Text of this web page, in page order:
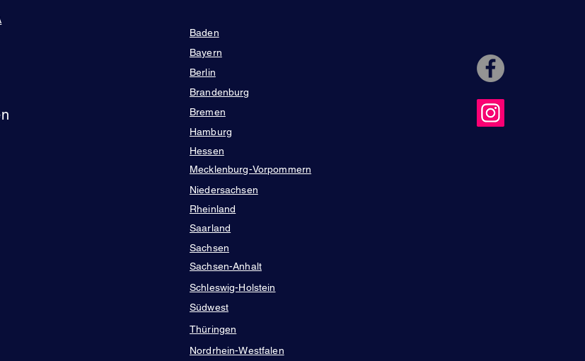
Baden
Bayern
Berlin
Brandenburg
Bremen
Hamburg
Hessen
Mecklenburg-Vorpommern
Niedersachsen
Rheinland
Saarland
Sachsen
Sachsen-Anhalt
Schleswig-Holstein
Südwest
Thüringen
Nordrhein-Westfalen